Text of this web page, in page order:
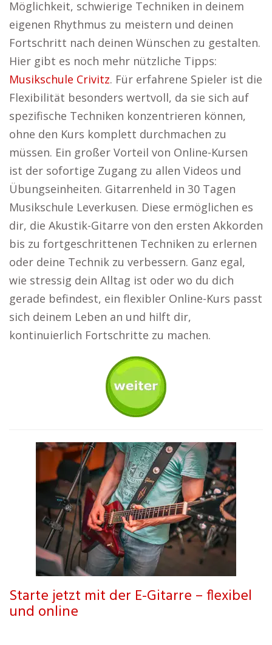
Möglichkeit, schwierige Techniken in deinem
eigenen Rhythmus zu meistern und deinen
Fortschritt nach deinen Wünschen zu gestalten.
Hier gibt es noch mehr nützliche Tipps:
Musikschule Crivitz. Für erfahrene Spieler ist die
Flexibilität besonders wertvoll, da sie sich auf
spezifische Techniken konzentrieren können,
ohne den Kurs komplett durchmachen zu
müssen. Ein großer Vorteil von Online-Kursen
ist der sofortige Zugang zu allen Videos und
Übungseinheiten. Gitarrenheld in 30 Tagen
Musikschule Leverkusen. Diese ermöglichen es
dir, die Akustik-Gitarre von den ersten Akkorden
bis zu fortgeschrittenen Techniken zu erlernen
oder deine Technik zu verbessern. Ganz egal,
wie stressig dein Alltag ist oder wo du dich
gerade befindest, ein flexibler Online-Kurs passt
sich deinem Leben an und hilft dir,
kontinuierlich Fortschritte zu machen.
Starte jetzt mit der E-Gitarre – flexibel
und online